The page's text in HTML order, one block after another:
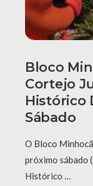
Bloco
Cortejo
Histórico
Sábado
O Bloco
próximo sábado
Histórico …